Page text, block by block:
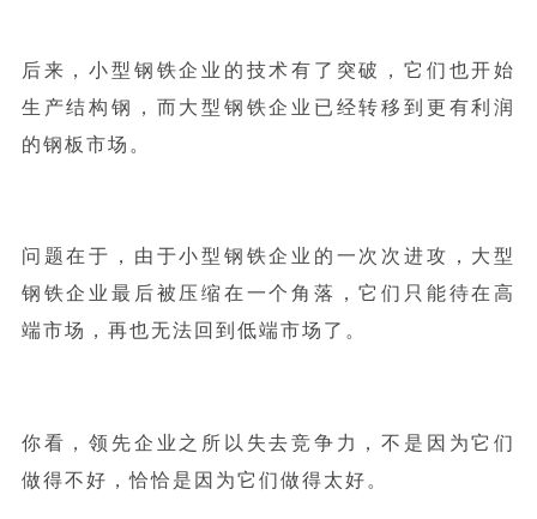
后来，小型钢铁企业的技术有了突破，它们也开始
生产结构钢，而大型钢铁企业已经转移到更有利润
的钢板市场。
问题在于，由于小型钢铁企业的一次次进攻，大型
钢铁企业最后被压缩在一个角落，它们只能待在高
端市场，再也无法回到低端市场了。
你看，领先企业之所以失去竞争力，不是因为它们
做得不好，恰恰是因为它们做得太好。